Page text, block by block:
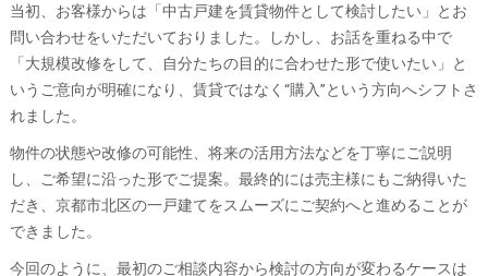
当初、お客様からは「中古戸建を賃貸物件として検討したい」とお
問い合わせをいただいておりました。しかし、お話を重ねる中で
「大規模改修をして、自分たちの目的に合わせた形で使いたい」と
いうご意向が明確になり、賃貸ではなく“購入”という方向へシフトさ
れました。
物件の状態や改修の可能性、将来の活用方法などを丁寧にご説明
し、ご希望に沿った形でご提案。最終的には売主様にもご納得いた
だき、京都市北区の一戸建てをスムーズにご契約へと進めることが
できました。
今回のように、最初のご相談内容から検討の方向が変わるケースは